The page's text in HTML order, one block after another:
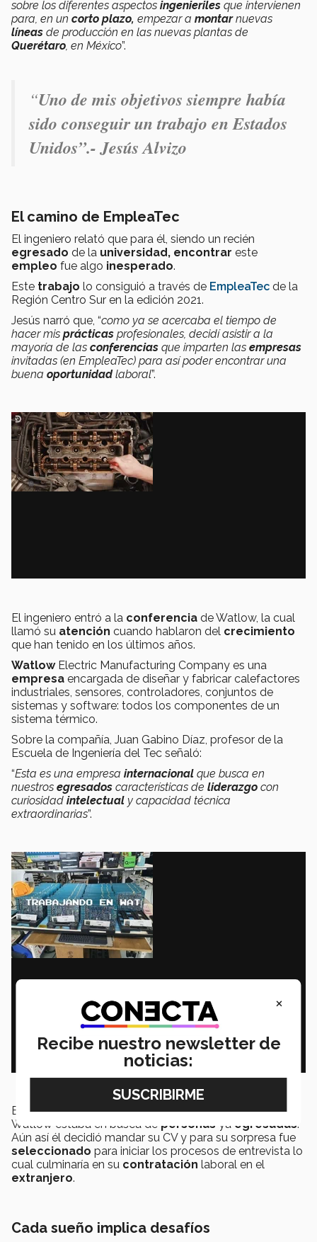
sobre los diferentes aspectos ingenieriles que intervienen
para, en un corto plazo, empezar a montarnuevas
líneas de producción en las nuevas plantas de
Querétaro, en México”.
“Uno de mis objetivos siempre había
sido conseguir untrabajo en Estados
Unidos”.- Jesús Alvizo
El camino de EmpleaTec
El ingeniero relató que para él, siendo un recién
egresado de la universidad, encontrar este
empleo fue algo inesperado.
Este trabajo lo consiguió a través de EmpleaTec de la
Región Centro Sur en la edición 2021.
Jesús narró que, “como ya se acercaba el tiempo de
hacer mis prácticas profesionales, decidí asistir a la
mayoría de las conferencias que imparten las empresas
invitadas (en EmpleaTec) para así poder encontrar una
buena oportunidadlaboral”.
El ingeniero entró a la conferencia de Watlow, la cual
llamó su atención cuando hablaron del crecimiento
que han tenido en los últimos años.
WatlowElectric Manufacturing Company es una
empresa encargada de diseñar y fabricar calefactores
industriales, sensores, controladores, conjuntos de
sistemas y software: todos los componentes de un
sistema térmico.
Sobre la compañía, Juan Gabino Díaz, profesor de la
Escuela de Ingeniería del Tec señaló:
“Esta es una empresa internacional que busca en
nuestros egresados características de liderazgo con
curiosidad intelectual y capacidad técnica
extraordinarias”.
En el momento en que Alvizo asistió al EmpleaTec,
Watlow estaba en busca de personas ya egresadas.
Aún así él decidió mandar su CV y para su sorpresa fue
seleccionado para iniciar los procesos de entrevista lo
cual culminaría en su contratación laboral en el
extranjero.
Cada sueño implica desafíos
×
Recibe nuestro newsletter de
noticias: